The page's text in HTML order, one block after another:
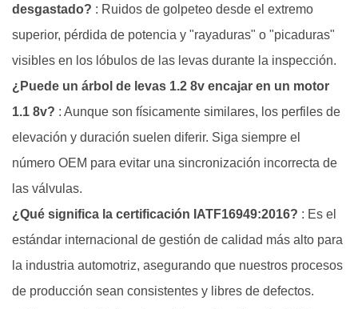
desgastado? : Ruidos de golpeteo desde el extremo
superior, pérdida de potencia y "rayaduras" o "picaduras"
visibles en los lóbulos de las levas durante la inspección.
¿Puede un árbol de levas 1.2 8v encajar en un motor
1.1 8v? : Aunque son físicamente similares, los perfiles de
elevación y duración suelen diferir. Siga siempre el
número OEM para evitar una sincronización incorrecta de
las válvulas.
¿Qué significa la certificación IATF16949:2016? : Es el
estándar internacional de gestión de calidad más alto para
la industria automotriz, asegurando que nuestros procesos
de producción sean consistentes y libres de defectos.